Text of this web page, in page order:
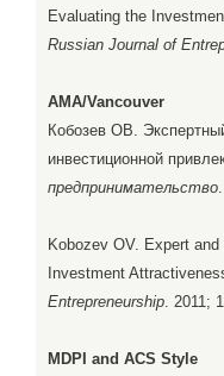
Evaluating the
Russian Journal of
AMA/Vancouver
Кобозев ОВ.
инвестиционной
предпринимательство
Kobozev OV. Expert
Investment
Entrepreneurship. 2011;
MDPI and ACS Style